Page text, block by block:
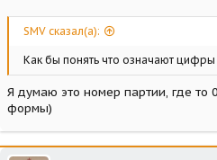
SMV сказал(а):
Как бы понять что означают цифры
Я думаю это номер партии, где то
формы)